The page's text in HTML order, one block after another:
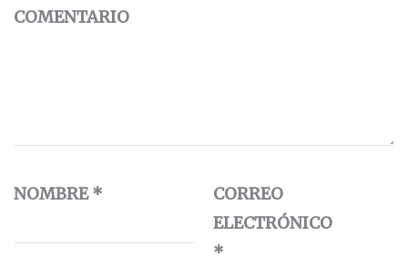
COMENTARIO
NOMBRE*
CORREO
ELECTRÓNICO
*